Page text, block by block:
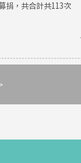
捐，共合計共113次